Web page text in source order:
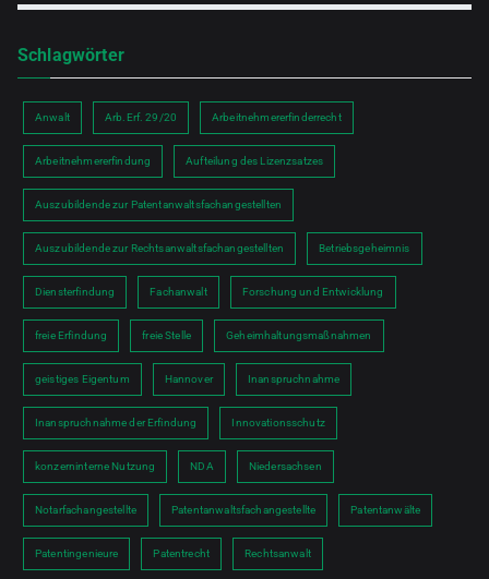
Schlagwörter
Anwalt Arb.Erf. 29/20 Arbeitnehmererfinderrecht
Arbeitnehmererfindung Aufteilung des Lizenzsatzes
Auszubildende zur Patentanwaltsfachangestellten
Auszubildende zur Rechtsanwaltsfachangestellten Betriebsgeheimnis
Diensterfindung Fachanwalt Forschung und Entwicklung
freie Erfindung freie Stelle Geheimhaltungsmaßnahmen
geistiges Eigentum Hannover Inanspruchnahme
Inanspruchnahme der Erfindung Innovationsschutz
konzerninterne Nutzung NDA Niedersachsen
Notarfachangestellte Patentanwaltsfachangestellte Patentanwälte
Patentingenieure Patentrecht Rechtsanwalt